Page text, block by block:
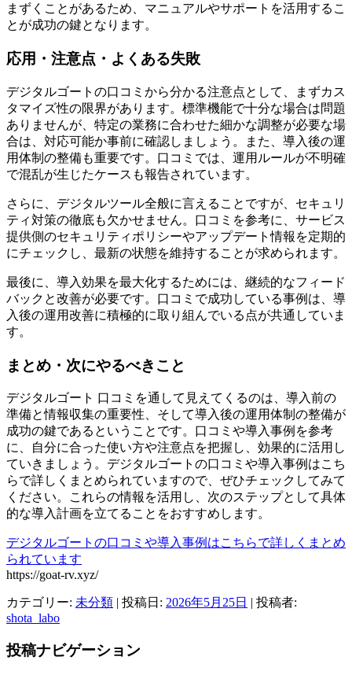
まずくことがあるため、マニュアルやサポートを活用するこ
とが成功の鍵となります。
応用・注意点・よくある失敗
デジタルゴートの口コミから分かる注意点として、まずカス
タマイズ性の限界があります。標準機能で十分な場合は問題
ありませんが、特定の業務に合わせた細かな調整が必要な場
合は、対応可能か事前に確認しましょう。また、導入後の運
用体制の整備も重要です。口コミでは、運用ルールが不明確
で混乱が生じたケースも報告されています。
さらに、デジタルツール全般に言えることですが、セキュリ
ティ対策の徹底も欠かせません。口コミを参考に、サービス
提供側のセキュリティポリシーやアップデート情報を定期的
にチェックし、最新の状態を維持することが求められます。
最後に、導入効果を最大化するためには、継続的なフィード
バックと改善が必要です。口コミで成功している事例は、導
入後の運用改善に積極的に取り組んでいる点が共通していま
す。
まとめ・次にやるべきこと
デジタルゴート 口コミを通して見えてくるのは、導入前の
準備と情報収集の重要性、そして導入後の運用体制の整備が
成功の鍵であるということです。口コミや導入事例を参考
に、自分に合った使い方や注意点を把握し、効果的に活用し
ていきましょう。デジタルゴートの口コミや導入事例はこち
らで詳しくまとめられていますので、ぜひチェックしてみて
ください。これらの情報を活用し、次のステップとして具体
的な導入計画を立てることをおすすめします。
デジタルゴートの口コミや導入事例はこちらで詳しくまとめ
られています
https://goat-rv.xyz/
カテゴリー: 未分類 | 投稿日: 2026年5月25日 | 投稿者:
shota_labo
投稿ナビゲーション